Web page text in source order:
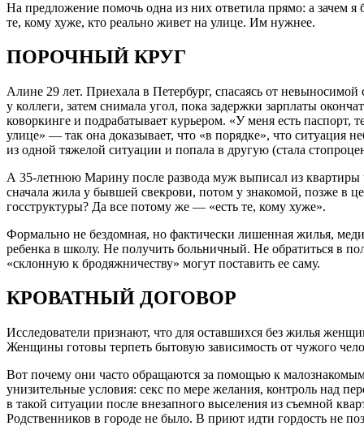
На предложение помочь одна из них ответила прямо: а зачем я
те, кому хуже, кто реально живет на улице. Им нужнее.
ПОРОЧНЫЙ КРУГ
Алине 29 лет. Приехала в Петербург, спасаясь от
у коллеги, затем снимала угол, пока задержки зарплаты
коворкинге и подрабатывает курьером. «У меня есть паспорт,
улице» — так она доказывает, что «в порядке», что ситуация
из одной тяжелой ситуации и попала в другую (стала
А 35-летнюю Марину после развода муж выписал из квартиры
сначала жила у бывшей свекрови, потом у знакомой, позже в
госструктуры? Да все потому же — «есть те, кому хуже».
Формально не бездомная, но фактически лишенная жилья,
ребенка в школу. Не получить больничный. Не обратиться в
«склонную к бродяжничеству» могут поставить ее саму.
КРОВАТНЫЙ ДОГОВОР
Исследователи признают, что для оставшихся без жилья
Женщины готовы терпеть бытовую зависимость от чужого
Вот почему они часто обращаются за помощью к
унизительные условия: секс по мере желания, контроль над
в такой ситуации после внезапного выселения из съемной
Родственников в городе не было. В приют идти гордость не